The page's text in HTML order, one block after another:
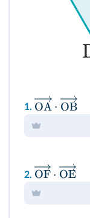
1. OA ⋅ OB
2. OF ⋅ OE